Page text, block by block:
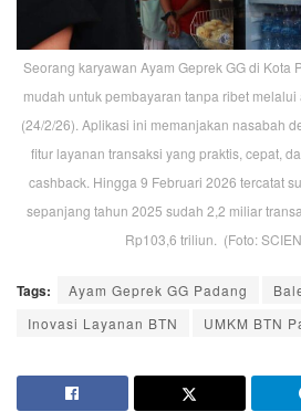
Seorang karyawan Ayam Geprek GG di Kota
mudah untuk pembayaran tanpa ribet
(24/2/26). Aplikasi ini memanjakan nasabah
fitur layanan transaksi yang praktis, cepat,
cashback. Hingga 9 Februari 2026 tercatat
sepanjang tahun 2025 sudah 2,2 miliar
Rp103,6 triliun. (Foto:
Tags: Ayam Geprek GG Padang
Inovasi Layanan BTN
UMKM BTN